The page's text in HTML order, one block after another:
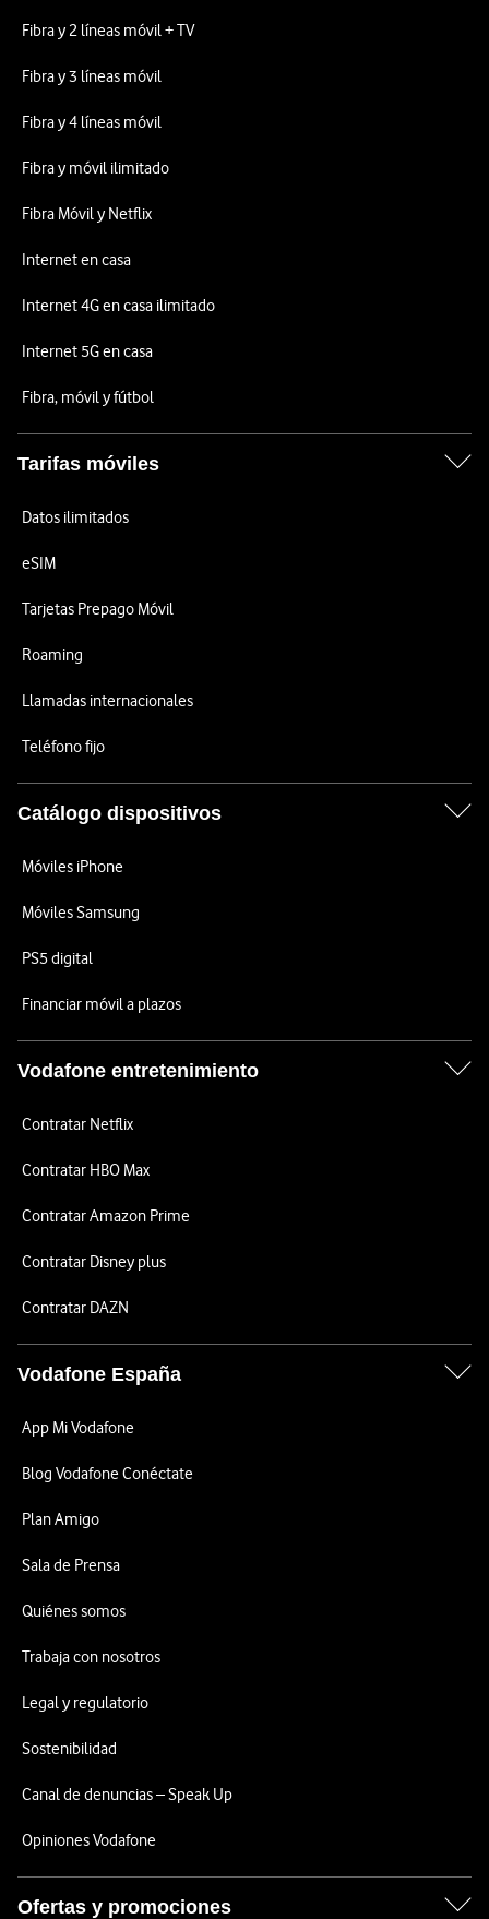
Fibra y 2 líneas móvil + TV
Fibra y 3 líneas móvil
Fibra y 4 líneas móvil
Fibra y móvil ilimitado
Fibra Móvil y Netflix
Internet en casa
Internet 4G en casa ilimitado
Internet 5G en casa
Fibra, móvil y fútbol
Tarifas móviles
Datos ilimitados
eSIM
Tarjetas Prepago Móvil
Roaming
Llamadas internacionales
Teléfono fijo
Catálogo dispositivos
Móviles iPhone
Móviles Samsung
PS5 digital
Financiar móvil a plazos
Vodafone entretenimiento
Contratar Netflix
Contratar HBO Max
Contratar Amazon Prime
Contratar Disney plus
Contratar DAZN
Vodafone España
App Mi Vodafone
Blog Vodafone Conéctate
Plan Amigo
Sala de Prensa
Quiénes somos
Trabaja con nosotros
Legal y regulatorio
Sostenibilidad
Canal de denuncias – Speak Up
Opiniones Vodafone
Ofertas y promociones